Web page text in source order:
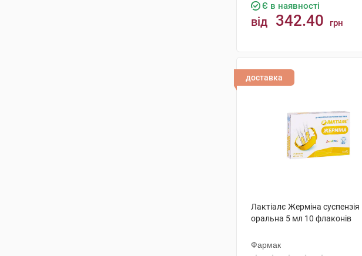
Є в наявності
від 342.40 грн
доставка
Лактіалє Жерміна суспензія
оральна 5 мл 10 флаконів
Фармак